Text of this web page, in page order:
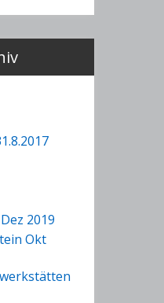
2019
Okt